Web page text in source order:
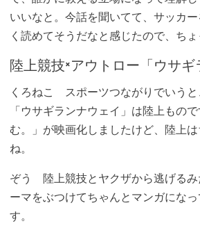
いいなと。今話を聞いてて、サッカ
く読めてそうだなと感じたので、ちょ
陸上競技×アウトロー「ウサギ
くろねこ
スポーツつながりでいう
「ウサギランナウェイ」は陸上もの
む。」が映画化しましたけど、陸上
ね。
ぞう
陸上競技とヤクザから逃げる
ーマをぶつけてちゃんとマンガにな
す。